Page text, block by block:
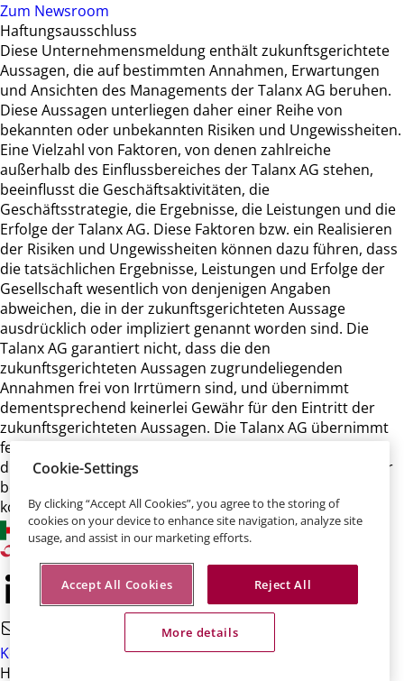
Zum Newsroom
Haftungsausschluss
Diese Unternehmensmeldung enthält zukunftsgerichtete
Aussagen, die auf bestimmten Annahmen, Erwartungen
und Ansichten des Managements der Talanx AG beruhen.
Diese Aussagen unterliegen daher einer Reihe von
bekannten oder unbekannten Risiken und Ungewissheiten.
Eine Vielzahl von Faktoren, von denen zahlreiche
außerhalb des Einflussbereiches der Talanx AG stehen,
beeinflusst die Geschäftsaktivitäten, die
Geschäftsstrategie, die Ergebnisse, die Leistungen und die
Erfolge der Talanx AG. Diese Faktoren bzw. ein Realisieren
der Risiken und Ungewissheiten können dazu führen, dass
die tatsächlichen Ergebnisse, Leistungen und Erfolge der
Gesellschaft wesentlich von denjenigen Angaben
abweichen, die in der zukunftsgerichteten Aussage
ausdrücklich oder impliziert genannt worden sind. Die
Talanx AG garantiert nicht, dass die den
zukunftsgerichteten Aussagen zugrundeliegenden
Annahmen frei von Irrtümern sind, und übernimmt
dementsprechend keinerlei Gewähr für den Eintritt der
zukunftsgerichteten Aussagen. Die Talanx AG übernimmt
ferner keine Verpflichtung und beabsichtigt auch nicht,
diese zukunftsgerichteten Aussagen zu aktualisieren oder
bei einer anderen als der erwarteten Entwicklung zu
korrigieren.
Kontakt
HDI-Platz 1 • 30659 Hannover
Cookie-Settings
By clicking “Accept All Cookies”, you agree to the storing of
cookies on your device to enhance site navigation, analyze site
usage, and assist in our marketing efforts.
Accept All Cookies Reject All
More details